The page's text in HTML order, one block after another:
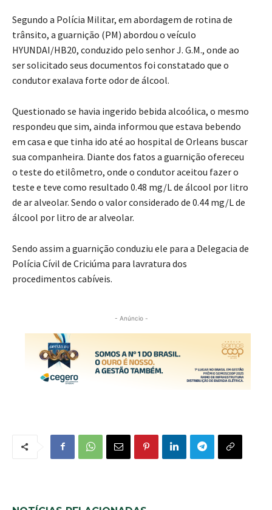
Segundo a Polícia Militar, em abordagem de rotina de
trânsito, a guarnição (PM) abordou o veículo
HYUNDAI/HB20, conduzido pelo senhor J. G.M., onde ao
ser solicitado seus documentos foi constatado que o
condutor exalava forte odor de álcool.
Questionado se havia ingerido bebida alcoólica, o mesmo
respondeu que sim, ainda informou que estava bebendo
em casa e que tinha ido até ao hospital de Orleans buscar
sua companheira. Diante dos fatos a guarnição ofereceu
o teste do etilômetro, onde o condutor aceitou fazer o
teste e teve como resultado 0.48 mg/L de álcool por litro
de ar alveolar. Sendo o valor considerado de 0.44 mg/L de
álcool por litro de ar alveolar.
Sendo assim a guarnição conduziu ele para a Delegacia de
Polícia Cívil de Criciúma para lavratura dos
procedimentos cabíveis.
- Anúncio -